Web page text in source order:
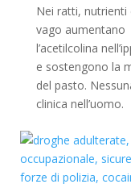
Nei ratti, nutrienti
vago aumentano
l’acetilcolina
e sostengono la
del pasto.
clinica nell’uomo.